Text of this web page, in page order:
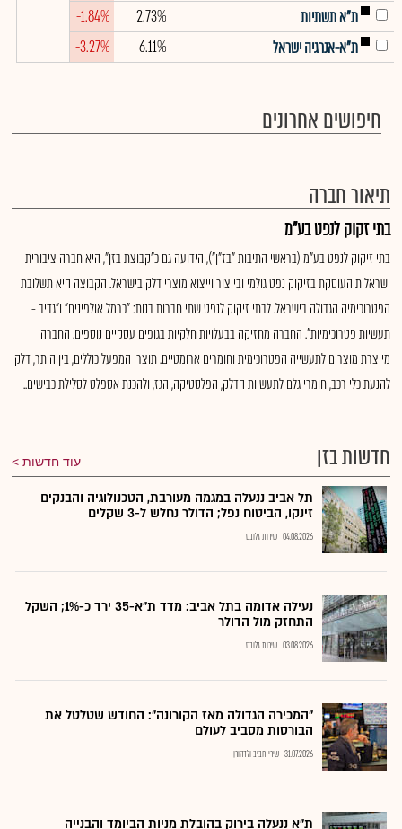
ת"א תשתיות
2.73%
-1.84%
ת"א-אנרגיה ישראל
6.11%
-3.27%
חיפושים אחרונים
תיאור חברה
בתי זקוק לנפט בע"מ
בתי זיקוק לנפט בע"מ (בראשי התיבות "בז"ן"), הידועה גם כ"קבוצת בזן", היא חברה ציבורית
ישראלית העוסקת בזיקוק נפט גולמי ובייצור וייצוא מוצרי דלק בישראל. הקבוצה היא תשלובת
הפטרוכימיה הגדולה בישראל. לבתי זיקוק לנפט שתי חברות בנות: "כרמל אולפינים" ו"גדיב -
תעשיות פטרוכימיות". החברה מחזיקה בבעלויות חלקיות בגופים עסקיים נוספים. החברה
מייצרת מוצרים לתעשייה הפטרוכימית וחומרים ארומטיים. תוצרי המפעל כוללים, בין היתר, דלק
להנעת כלי רכב, חומרי גלם לתעשיות הדלק, הפלסטיקה, הגז, ולהכנת אספלט לסלילת כבישים..
חדשות בזן עוד חדשות
תל אביב ננעלה במגמה מעורבת, הטכנולוגיה והבנקים
זינקו, הביטוח נפל; הדולר נחלש ל-3 שקלים
04.08.2026 שירות גלובס
נעילה אדומה בתל אביב: מדד ת"א-35 ירד כ-1%; השקל
התחזק מול הדולר
03.08.2026 שירות גלובס
"המכירה הגדולה מאז הקורונה": החודש שטלטל את
הבורסות מסביב לעולם
31.07.2026 שירי חביב ולדהורן
ת"א ננעלה בירוק בהובלת מניות הביומד והבנייה